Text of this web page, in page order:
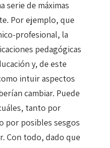
serie de máximas
Por ejemplo, que
profesional, la
pedagógicas
y, de este
intuir aspectos
cambiar. Puede
tanto por
por posibles sesgos
Con todo, dado que